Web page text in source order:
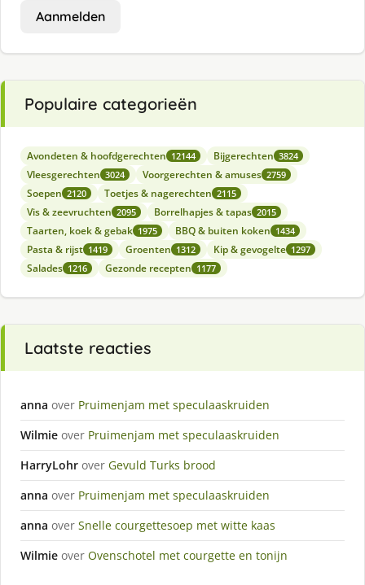
Aanmelden
Populaire categorieën
Avondeten & hoofdgerechten 12144 Bijgerechten 3824
Vleesgerechten 3024 Voorgerechten & amuses 2759
Soepen 2120 Toetjes & nagerechten 2115
Vis & zeevruchten 2095 Borrelhapjes & tapas 2015
Taarten, koek & gebak 1975 BBQ & buiten koken 1434
Pasta & rijst 1419 Groenten 1312 Kip & gevogelte 1297
Salades 1216 Gezonde recepten 1177
Laatste reacties
anna over Pruimenjam met speculaaskruiden
Wilmie over Pruimenjam met speculaaskruiden
HarryLohr over Gevuld Turks brood
anna over Pruimenjam met speculaaskruiden
anna over Snelle courgettesoep met witte kaas
Wilmie over Ovenschotel met courgette en tonijn